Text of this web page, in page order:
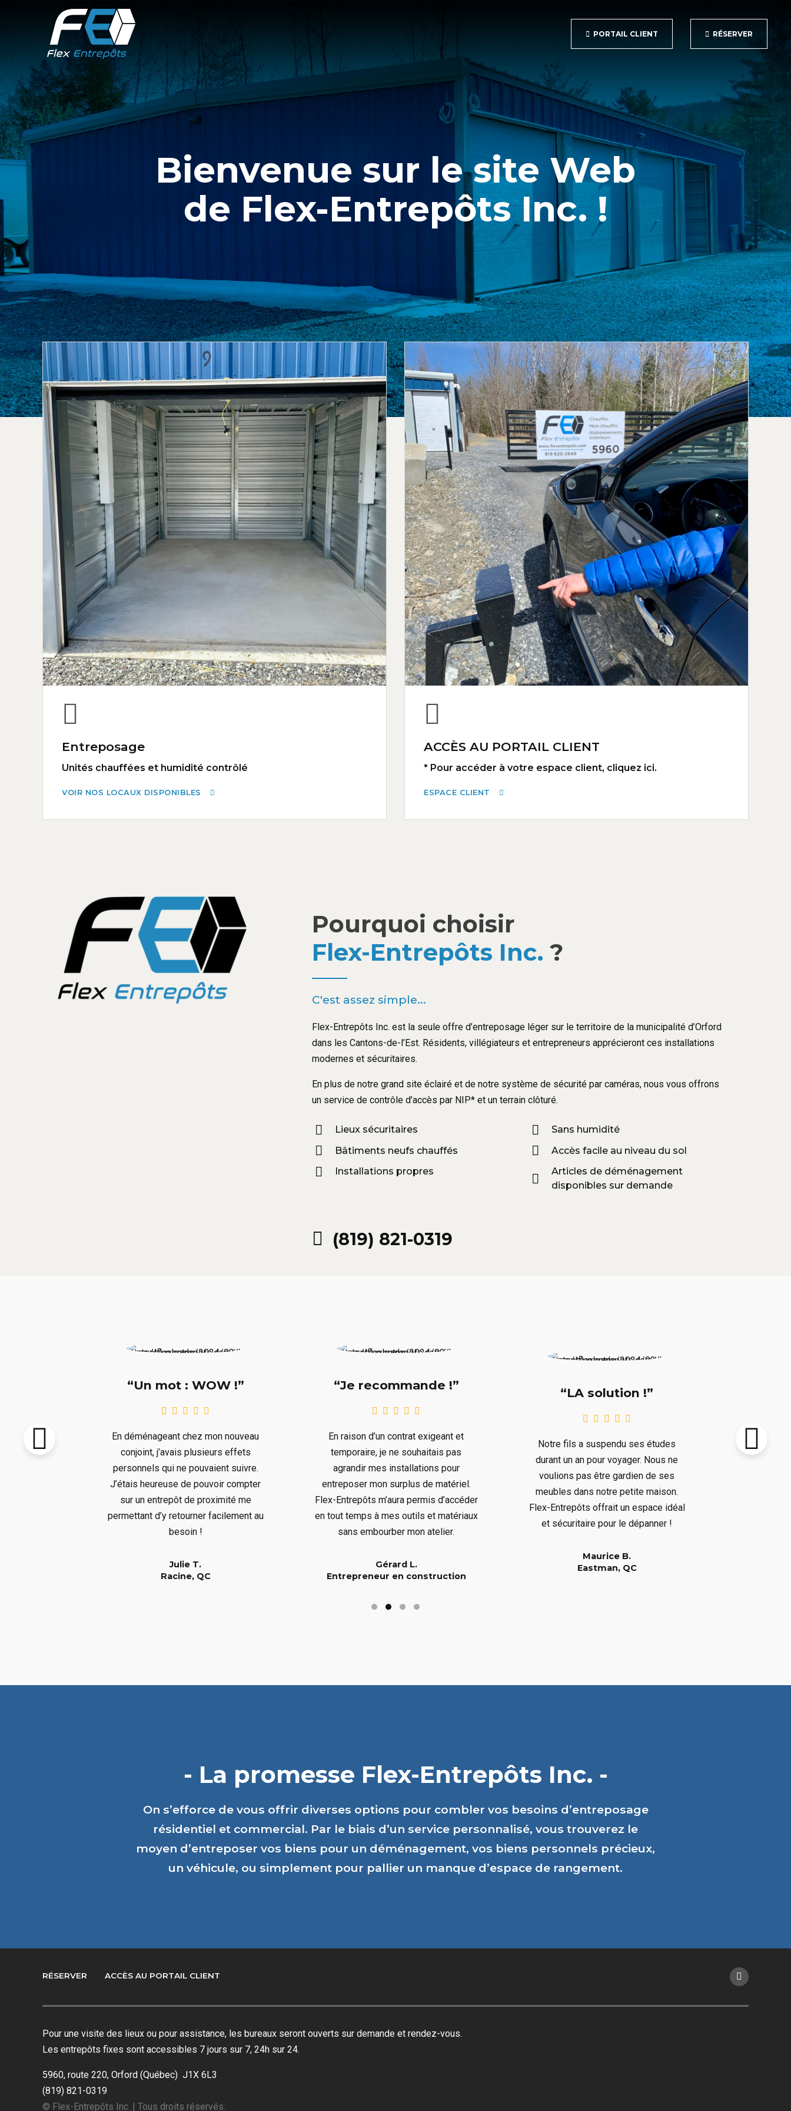
PORTAIL CLIENT RÉSERVER
Bienvenue sur le site Web
de Flex-Entrepôts Inc. !
Entreposage
Unités chauffées et humidité contrôlé
VOIR NOS LOCAUX DISPONIBLES
ACCÈS AU PORTAIL CLIENT
* Pour accéder à votre espace client, cliquez ici.
ESPACE CLIENT
Pourquoi choisir
Flex-Entrepôts Inc. ?
C'est assez simple...
Flex-Entrepôts Inc. est la seule offre d’entreposage léger sur le territoire de la municipalité d’Orford
dans les Cantons-de-l’Est. Résidents, villégiateurs et entrepreneurs apprécieront ces installations
modernes et sécuritaires.
En plus de notre grand site éclairé et de notre système de sécurité par caméras, nous vous offrons
un service de contrôle d’accès par NIP* et un terrain clôturé.
Lieux sécuritaires
Bâtiments neufs chauffés
Installations propres
Sans humidité
Accès facile au niveau du sol
Articles de déménagement
disponibles sur demande
(819) 821-0319
livré avant
“Un mot : WOW !”
En déménageant chez mon nouveau
conjoint, j’avais plusieurs effets
personnels qui ne pouvaient suivre.
J’étais heureuse de pouvoir compter
sur un entrepôt de proximité me
permettant d’y retourner facilement au
besoin !
Julie T.
Racine, QC
“Je recommande !”
En raison d’un contrat exigeant et
temporaire, je ne souhaitais pas
agrandir mes installations pour
entreposer mon surplus de matériel.
Flex-Entrepôts m’aura permis d’accéder
en tout temps à mes outils et matériaux
sans embourber mon atelier.
Gérard L.
Entrepreneur en construction
“LA solution !”
Notre fils a suspendu ses études
durant un an pour voyager. Nous ne
voulions pas être gardien de ses
meubles dans notre petite maison.
Flex-Entrepôts offrait un espace idéal
et sécuritaire pour le dépanner !
Maurice B.
Eastman, QC
le prochain
- La promesse Flex-Entrepôts Inc. -
On s’efforce de vous offrir diverses options pour combler vos besoins d’entreposage
résidentiel et commercial. Par le biais d’un service personnalisé, vous trouverez le
moyen d’entreposer vos biens pour un déménagement, vos biens personnels précieux,
un véhicule, ou simplement pour pallier un manque d’espace de rangement.
RÉSERVER ACCÈS AU PORTAIL CLIENT
Pour une visite des lieux ou pour assistance, les bureaux seront ouverts sur demande et rendez-vous.
Les entrepôts fixes sont accessibles 7 jours sur 7, 24h sur 24.
5960, route 220, Orford (Québec) J1X 6L3
(819) 821-0319
© Flex-Entrepôts Inc. | Tous droits réservés.